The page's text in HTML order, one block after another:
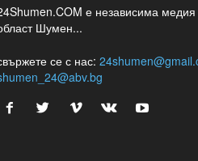
е независима медия
Шумен...
се с нас: